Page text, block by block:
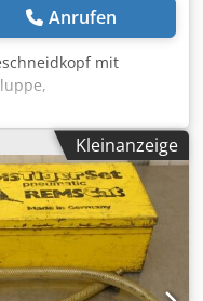
Anrufen
mit
Schneide -Zoll
-
Kleinanzeige